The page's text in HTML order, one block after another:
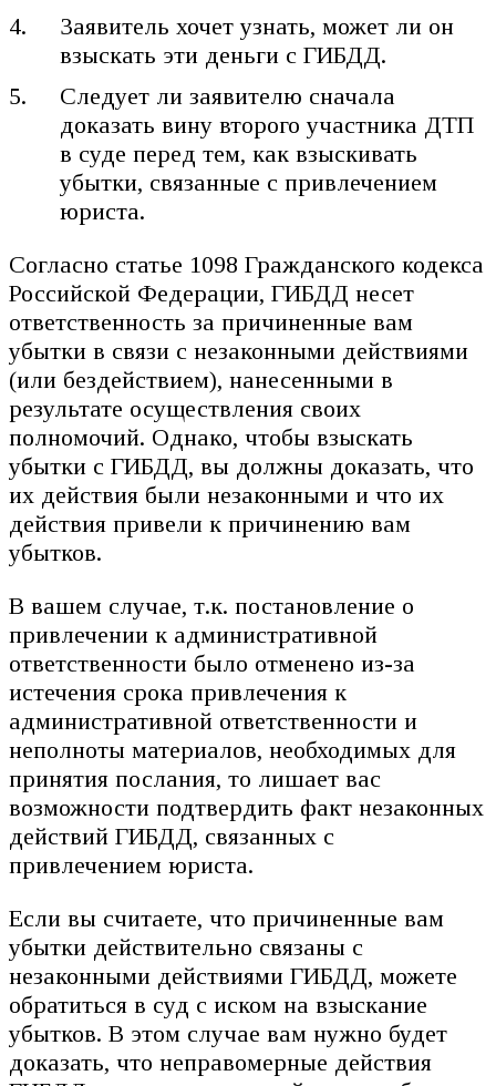
Заявитель хочет узнать, может ли он
взыскать эти деньги с ГИБДД.
Следует ли заявителю сначала
доказать вину второго участника ДТП
в суде перед тем, как взыскивать
убытки, связанные с привлечением
юриста.
Согласно статье 1098 Гражданского кодекса
Российской Федерации, ГИБДД несет
ответственность за причиненные вам
убытки в связи с незаконными действиями
(или бездействием), нанесенными в
результате осуществления своих
полномочий. Однако, чтобы взыскать
убытки с ГИБДД, вы должны доказать, что
их действия были незаконными и что их
действия привели к причинению вам
убытков.
В вашем случае, т.к. постановление о
привлечении к административной
ответственности было отменено из-за
истечения срока привлечения к
административной ответственности и
неполноты материалов, необходимых для
принятия послания, то лишает вас
возможности подтвердить факт незаконных
действий ГИБДД, связанных с
привлечением юриста.
Если вы считаете, что причиненные вам
убытки действительно связаны с
незаконными действиями ГИБДД, можете
обратиться в суд с иском на взыскание
убытков. В этом случае вам нужно будет
доказать, что неправомерные действия